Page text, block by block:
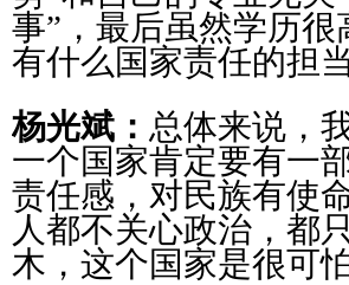
事”，最后虽然学历
有什么国家责任的担当
杨光斌： 总体来说，
一个国家肯定要有一
责任感，对民族有使
人都不关心政治，都
木，这个国家是很可怕